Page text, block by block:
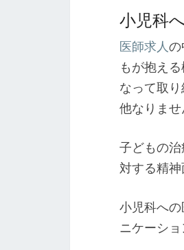
小児科
医師求人
もが抱え
なって取
他なりませ
子どもの
対する精
小児科へ
ニケーシ